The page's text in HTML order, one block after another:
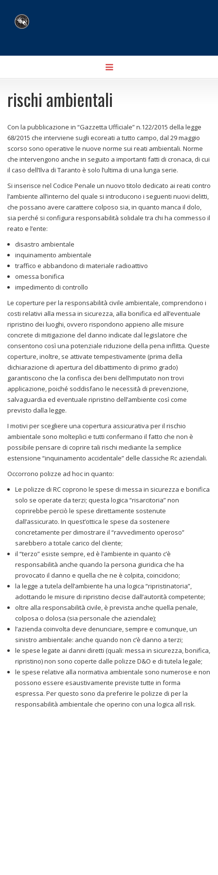
Toggle
navigation
rischi ambientali
Con la pubblicazione in “Gazzetta Ufficiale” n.122/2015 della legge
68/2015 che interviene sugli ecoreati a tutto campo, dal 29 maggio
scorso sono operative le nuove norme sui reati ambientali. Norme
che intervengono anche in seguito a importanti fatti di cronaca, di cui
il caso dell’Ilva di Taranto è solo l’ultima di una lunga serie.
Si inserisce nel Codice Penale un nuovo titolo dedicato ai reati contro
l’ambiente all’interno del quale si introducono i seguenti nuovi delitti,
che possano avere carattere colposo sia, in quanto manca il dolo,
sia perché si configura responsabilità solidale tra chi ha commesso il
reato e l’ente:
disastro ambientale
inquinamento ambientale
traffico e abbandono di materiale radioattivo
omessa bonifica
impedimento di controllo
Le coperture per la responsabilità civile ambientale, comprendono i
costi relativi alla messa in sicurezza, alla bonifica ed all’eventuale
ripristino dei luoghi, ovvero rispondono appieno alle misure
concrete di mitigazione del danno indicate dal legislatore che
consentono così una potenziale riduzione della pena inflitta. Queste
coperture, inoltre, se attivate tempestivamente (prima della
dichiarazione di apertura del dibattimento di primo grado)
garantiscono che la confisca dei beni dell’imputato non trovi
applicazione, poiché soddisfano le necessità di prevenzione,
salvaguardia ed eventuale ripristino dell’ambiente così come
previsto dalla legge.
I motivi per scegliere una copertura assicurativa per il rischio
ambientale sono molteplici e tutti confermano il fatto che non è
possibile pensare di coprire tali rischi mediante la semplice
estensione “inquinamento accidentale” delle classiche Rc aziendali.
Occorrono polizze ad hoc in quanto:
Le polizze di RC coprono le spese di messa in sicurezza e bonifica
solo se operate da terzi; questa logica “risarcitoria” non
coprirebbe perciò le spese direttamente sostenute
dall’assicurato. In quest’ottica le spese da sostenere
concretamente per dimostrare il “ravvedimento operoso”
sarebbero a totale carico del cliente;
il “terzo” esiste sempre, ed è l’ambiente in quanto c’è
responsabilità anche quando la persona giuridica che ha
provocato il danno e quella che ne è colpita, coincidono;
la legge a tutela dell’ambiente ha una logica “ripristinatoria”,
adottando le misure di ripristino decise dall’autorità competente;
oltre alla responsabilità civile, è prevista anche quella penale,
colposa o dolosa (sia personale che aziendale);
l’azienda coinvolta deve denunciare, sempre e comunque, un
sinistro ambientale: anche quando non c’è danno a terzi;
le spese legate ai danni diretti (quali: messa in sicurezza, bonifica,
ripristino) non sono coperte dalle polizze D&O e di tutela legale;
le spese relative alla normativa ambientale sono numerose e non
possono essere esaustivamente previste tutte in forma
espressa. Per questo sono da preferire le polizze di per la
responsabilità ambientale che operino con una logica all risk.